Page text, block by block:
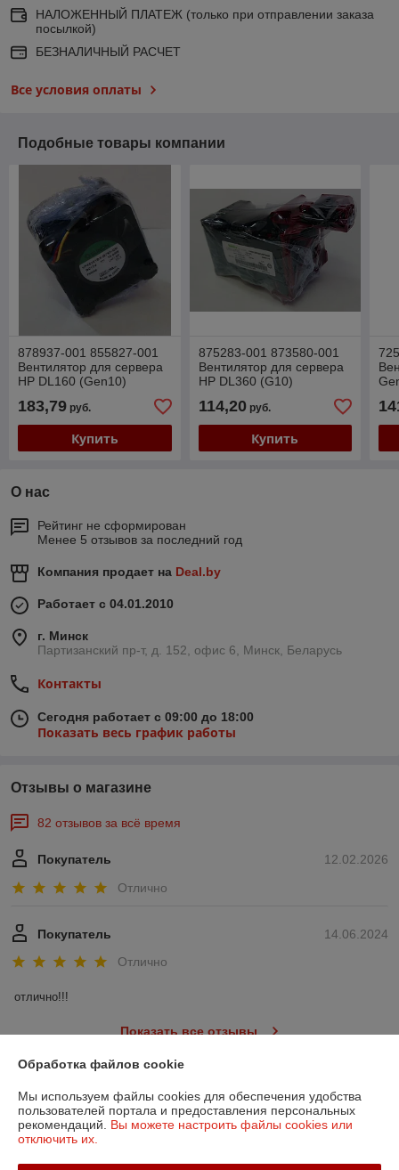
НАЛОЖЕННЫЙ ПЛАТЕЖ (только при отправлении заказа
посылкой)
БЕЗНАЛИЧНЫЙ РАСЧЕТ
Все условия оплаты
Подобные товары компании
878937-001 855827-001
Вентилятор для сервера
НР DL160 (Gen10)
183,79 руб.
Купить
875283-001 873580-001
Вентилятор для сервера
HP DL360 (G10)
114,20руб.
Купить
О нас
Рейтинг не сформирован
Менее 5 отзывов за последний год
Компания продает на Deal.by
Работает с 04.01.2010
г. Минск
Партизанский пр-т, д. 152, офис 6, Минск, Беларусь
Контакты
Сегодня работает с 09:00 до 18:00
Показать весь график работы
Отзывы о магазине
82 отзывов за всё время
12.02.2026
Покупатель
Отлично
14.06.2024
Покупатель
Отлично
отлично!!!
Показать все отзывы
О нас
Контакты
Обработка файлов cookie
Мы используем файлы cookies для обеспечения удобства
пользователей портала и предоставления персональных
рекомендаций. Вы можете настроить файлы cookies или
отключить их.